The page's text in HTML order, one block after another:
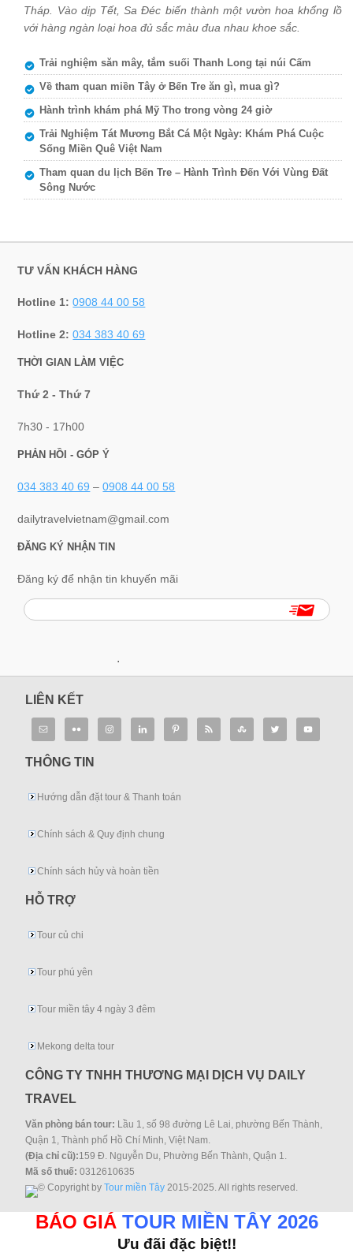
Tháp. Vào dịp Tết, Sa Đéc biến thành một vườn hoa khổng lồ
với hàng ngàn loại hoa đủ sắc màu đua nhau khoe sắc.
Trải nghiệm săn mây, tắm suối Thanh Long tại núi Cấm
Về tham quan miền Tây ở Bến Tre ăn gì, mua gì?
Hành trình khám phá Mỹ Tho trong vòng 24 giờ
Trải Nghiệm Tát Mương Bắt Cá Một Ngày: Khám Phá Cuộc
Sống Miền Quê Việt Nam
Tham quan du lịch Bến Tre – Hành Trình Đến Với Vùng Đất
Sông Nước
TƯ VẤN KHÁCH HÀNG
Hotline 1:0908 44 00 58
Hotline 2:034 383 40 69
THỜI GIAN LÀM VIỆC
Thứ 2 - Thứ 7
7h30 - 17h00
PHẢN HỒI - GÓP Ý
034 383 40 69 –0908 44 00 58
dailytravelvietnam@gmail.com
ĐĂNG KÝ NHẬN TIN
Đăng ký để nhận tin khuyến mãi
.
LIÊN KẾT
THÔNG TIN
Hướng dẫn đặt tour & Thanh toán
Chính sách & Quy định chung
Chính sách hủy và hoàn tiền
HỖ TRỢ
Tour củ chi
Tour phú yên
Tour miền tây 4 ngày 3 đêm
Mekong delta tour
CÔNG TY TNHH THƯƠNG MẠI DỊCH VỤ DAILY
TRAVEL
Văn phòng bán tour: Lầu 1, số 98 đường Lê Lai, phường Bến Thành,
Quận 1, Thành phố Hồ Chí Minh, Việt Nam.
(Địa chỉ cũ):159 Đ. Nguyễn Du, Phường Bến Thành, Quận 1.
Mã số thuế: 0312610635
© Copyright byTour miền Tây 2015-2025. All rights reserved.
BÁO GIÁ TOUR MIỀN TÂY 2026
Ưu đãi đặc biệt!!